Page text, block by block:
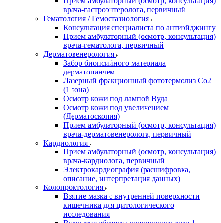
врача-гастроэнтеролога, первичный
Гематология / Гемостазиология
Консультация специалиста по антиэйджингу
Прием амбулаторный (осмотр, консультация)
врача-гематолога, первичный
Дерматовенерология
Забор биопсийного материала
дерматопанчем
Лазерный фракционный фототермолиз Со2
(1 зона)
Осмотр кожи под лампой Вуда
Осмотр кожи под увеличением
(Дерматоскопия)
Прием амбулаторный (осмотр, консультация)
врача-дерматовенеролога, первичный
Кардиология
Прием амбулаторный (осмотр, консультация)
врача-кардиолога, первичный
Электрокардиография (расшифровка,
описание, интерпретация данных)
Колопроктология
Взятие мазка с внутренней поверхности
кишечника для цитологического
исследования